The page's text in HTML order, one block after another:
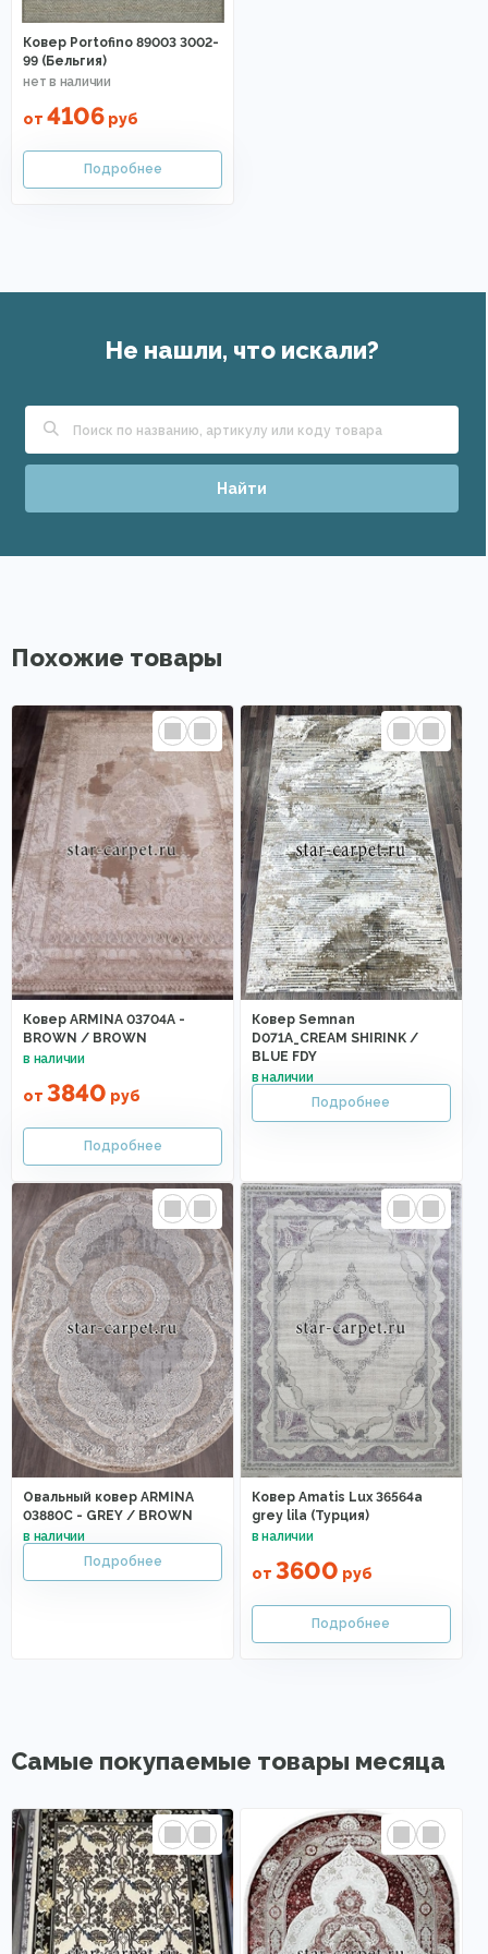
Ковер Portofino 89003 3002-
99 (Бельгия)
от 4106 руб
Не нашли, что искали?
Найти
Похожие товары
Ковер ARMINA 03704A -
BROWN / BROWN
от 3840 руб
Ковер Semnan
D071A_CREAM SHIRINK /
BLUE FDY
Овальный ковер ARMINA
03880C - GREY / BROWN
Ковер Amatis Lux 36564a
grey lila (Турция)
от 3600 руб
Самые покупаемые товары месяца